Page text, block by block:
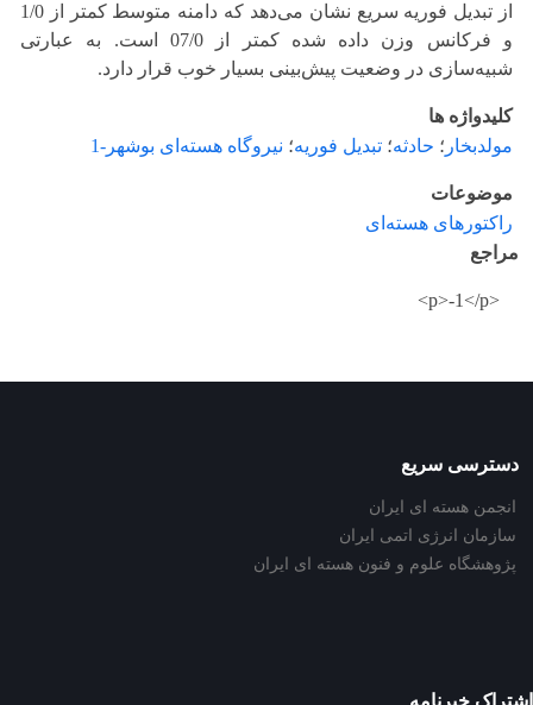
از تبدیل فوریه سریع نشان می‌دهد که دامنه متوسط کمتر از 1/0
و فرکانس وزن داده شده کمتر از 07/0 است. به عبارتی
شبیه‌سازی در وضعیت پیش‌بینی بسیار خوب قرار دارد.
کلیدواژه ها
مولدبخار ؛ حادثه؛ تبدیل فوریه؛ نیروگاه هسته‌ای بوشهر-1
موضوعات
راکتورهای هسته‌ای
مراجع
<p>-1</p>
دسترسی سریع
انجمن هسته ای ایران
سازمان انرژی اتمی ایران
پژوهشگاه علوم و فنون هسته ای ایران
اشتراک خبرنامه